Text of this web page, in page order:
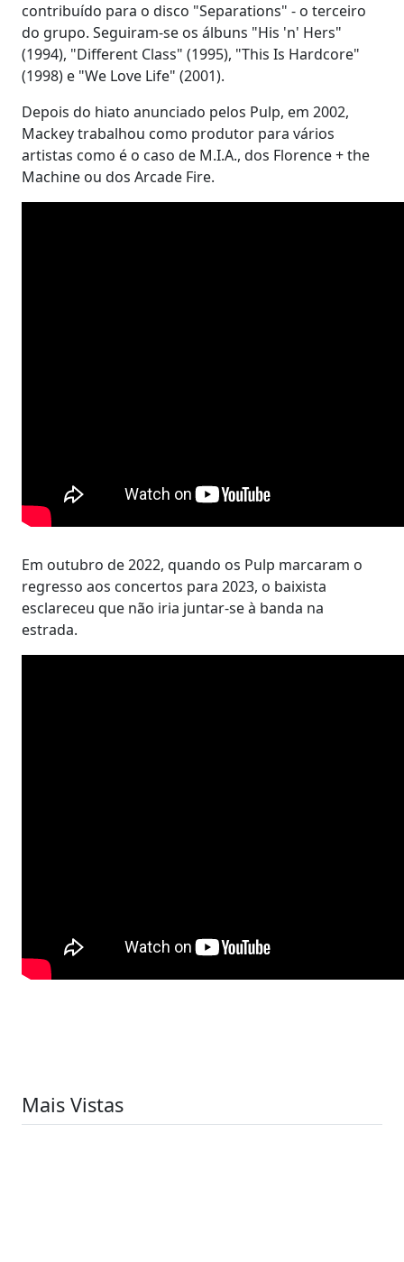
contribuído para o disco "Separations" - o terceiro
do grupo. Seguiram-se os álbuns "His 'n' Hers"
(1994), "Different Class" (1995), "This Is Hardcore"
(1998) e "We Love Life" (2001).
Depois do hiato anunciado pelos Pulp, em 2002,
Mackey trabalhou como produtor para vários
artistas como é o caso de M.I.A., dos Florence + the
Machine ou dos Arcade Fire.
Em outubro de 2022, quando os Pulp marcaram o
regresso aos concertos para 2023, o baixista
esclareceu que não iria juntar-se à banda na
estrada.
Mais Vistas